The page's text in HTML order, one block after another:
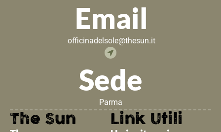
Email
officinadelsole@thesun.it
Sede
Parma
The Sun Link Utili